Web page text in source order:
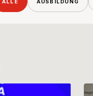
ALLE AUSBILDUNG